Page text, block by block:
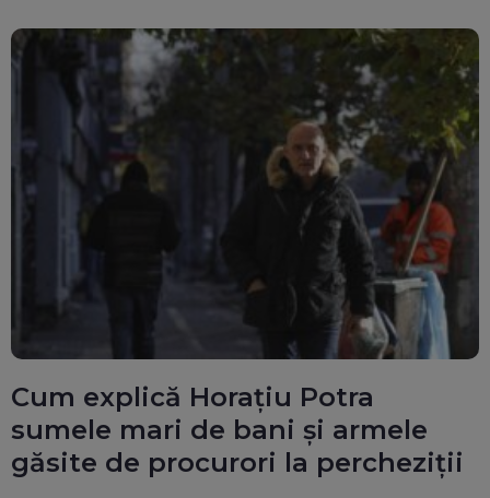
Cum explică Horațiu Potra
sumele mari de bani și armele
găsite de procurori la percheziții